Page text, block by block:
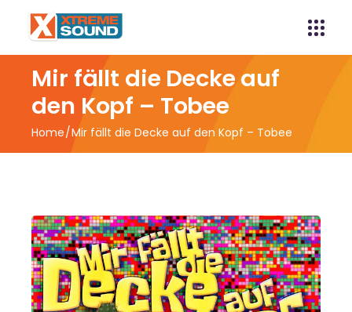
Mir fällt die Decke auf
den Kopf – Tobee
Home Mir fällt die Decke auf den Kopf – Tobee